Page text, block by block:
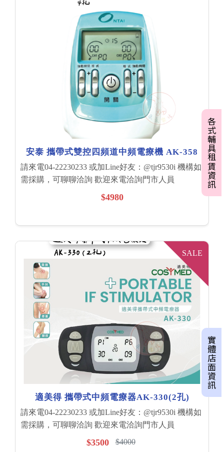
各式輔具租賃資訊
安泰 攜帶式雙控四頻道中頻電療機 AK-358
請來電04-22230233 或加Line好友：@tjr9530i 機構如
需採購，可聊聊洽詢 歡迎來電洽詢門市人員
$4980
SALE
適美得 攜帶式中頻電療器AK-330(2孔)
請來電04-22230233 或加Line好友：@tjr9530i 機構如
需採購，可聊聊洽詢 歡迎來電洽詢門市人員
$3500 $4000
實體店面資訊